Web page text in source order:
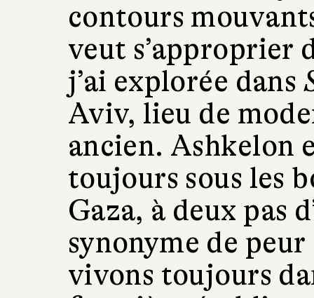
contours
veut s’approprier
j’ai explorée dans
Aviv, lieu de
ancien. Ashkelon
toujours sous les
Gaza, à deux pas
synonyme de
vivons toujours